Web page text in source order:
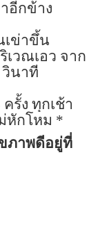
อีกข้าง
เข่าขึ้น
วณเอว จาก
วินาที
ครั้ง ทุกเช้า
หักโหม *
ภาพดีอยู่ที่